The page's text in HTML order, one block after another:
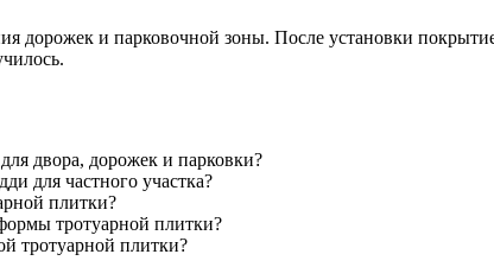
дорожек и парковочной зоны. После установки
двора, дорожек и парковки?
для частного участка?
плитки?
тротуарной плитки?
тротуарной плитки?